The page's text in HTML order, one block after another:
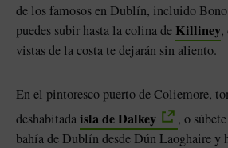
de los famosos en Dublín, incluido
puedes subir hasta la colina de Killiney,
vistas de la costa te dejarán sin aliento.
En el pintoresco puerto de Coliemore,
deshabitadaisla de Dalkey
, o
bahía de Dublín desde Dún Laoghaire y